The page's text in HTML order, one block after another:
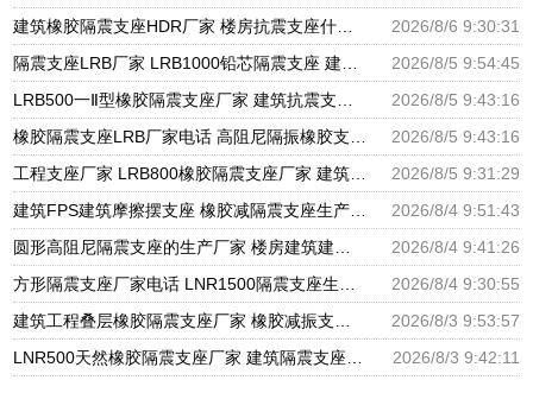
2026/8/6 9:30:31
2026/8/5 9:54:45
2026/8/5 9:43:16
2026/8/5 9:43:16
2026/8/5 9:31:29
2026/8/4 9:51:43
2026/8/4 9:41:26
2026/8/4 9:30:55
2026/8/3 9:53:57
2026/8/3 9:42:11